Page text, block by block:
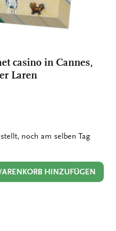
casino in Cannes,
Laren
noch am selben Tag
HINZUFÜGEN